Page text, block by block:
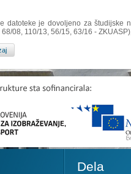
datoteke je dovoljeno za študijske
08, 110/13, 56/15, 63/16 -
Dela